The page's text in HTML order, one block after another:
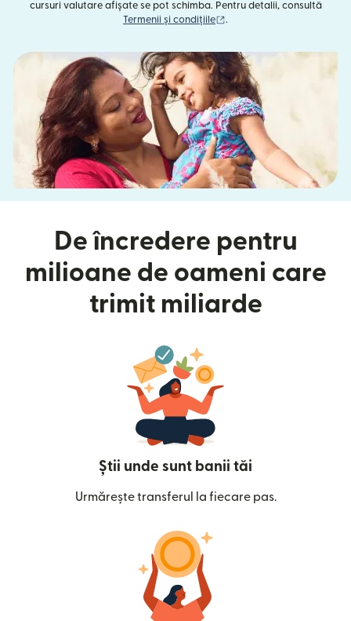
cursuri valutare afișate se pot schimba. Pentru detalii, consultă
Termenii și condițiile
.
De încredere pentru
milioane de oameni care
trimit miliarde
Știi unde sunt banii tăi
Urmărește transferul la fiecare pas.